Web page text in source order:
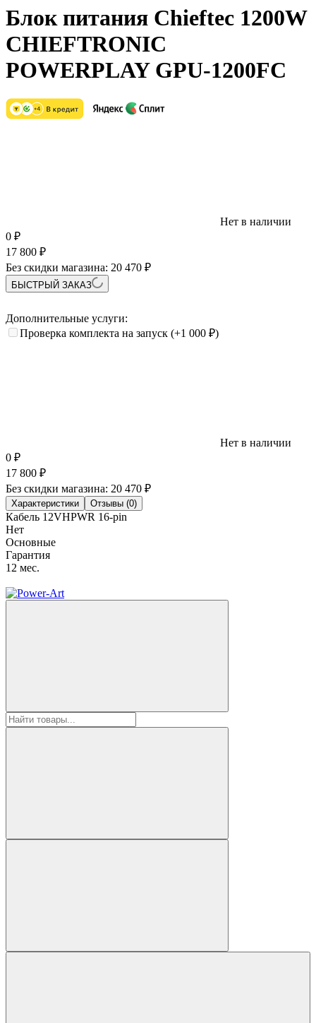
Блок питания Chieftec 1200W
CHIEFTRONIC
POWERPLAY GPU-1200FC
Нет в наличии
0 ₽
17 800 ₽
Без скидки магазина: 20 470 ₽
БЫСТРЫЙ ЗАКАЗ
Дополнительные услуги:
Проверка комплекта на запуск (+1 000 ₽)
Нет в наличии
0 ₽
17 800 ₽
Без скидки магазина: 20 470 ₽
Характеристики Отзывы (0)
Кабель 12VHPWR 16-pin
Нет
Основные
Гарантия
12 мес.